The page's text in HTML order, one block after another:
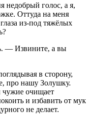
голос, а я,
Оттуда на меня
из-под тяжёлых
— Извините, а вы
в сторону,
про нашу Золушку.
чужие очищает
и избавить от мук
не делает.